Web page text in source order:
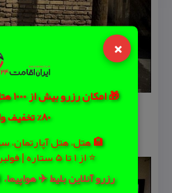
×
🎁
80% تخفیف واقعی
🏨 هتل، هتل آپارتمان،
⭐ از 1 تا 5 ستاره | فولبرد | نزدیک حرم
رزرو آنلاین بلیط ✈️